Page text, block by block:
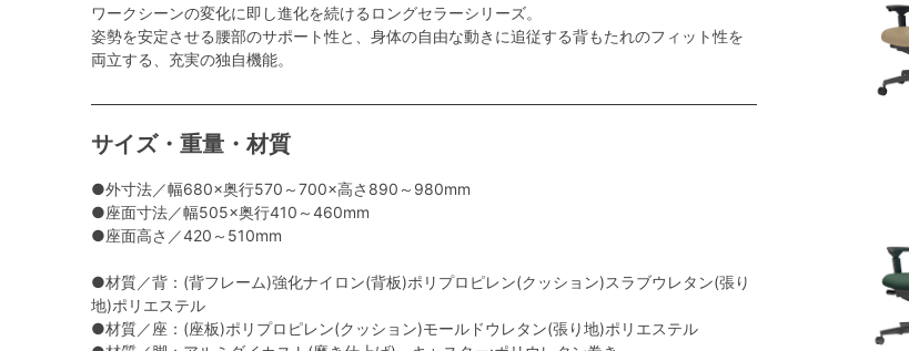
ワークシーンの変化に即し進化を続けるロングセラーシリーズ。
姿勢を安定させる腰部のサポート性と、身体の自由な動きに追従する背もたれのフィット性を
両立する、充実の独自機能。
サイズ・重量・材質
●外寸法／幅680×奥行570～700×高さ890～980mm
●座面寸法／幅505×奥行410～460mm
●座面高さ／420～510mm
●材質／背：(背フレーム)強化ナイロン(背板)ポリプロピレン(クッション)スラブウレタン(張り
地)ポリエステル
●材質／座：(座板)ポリプロピレン(クッション)モールドウレタン(張り地)ポリエステル